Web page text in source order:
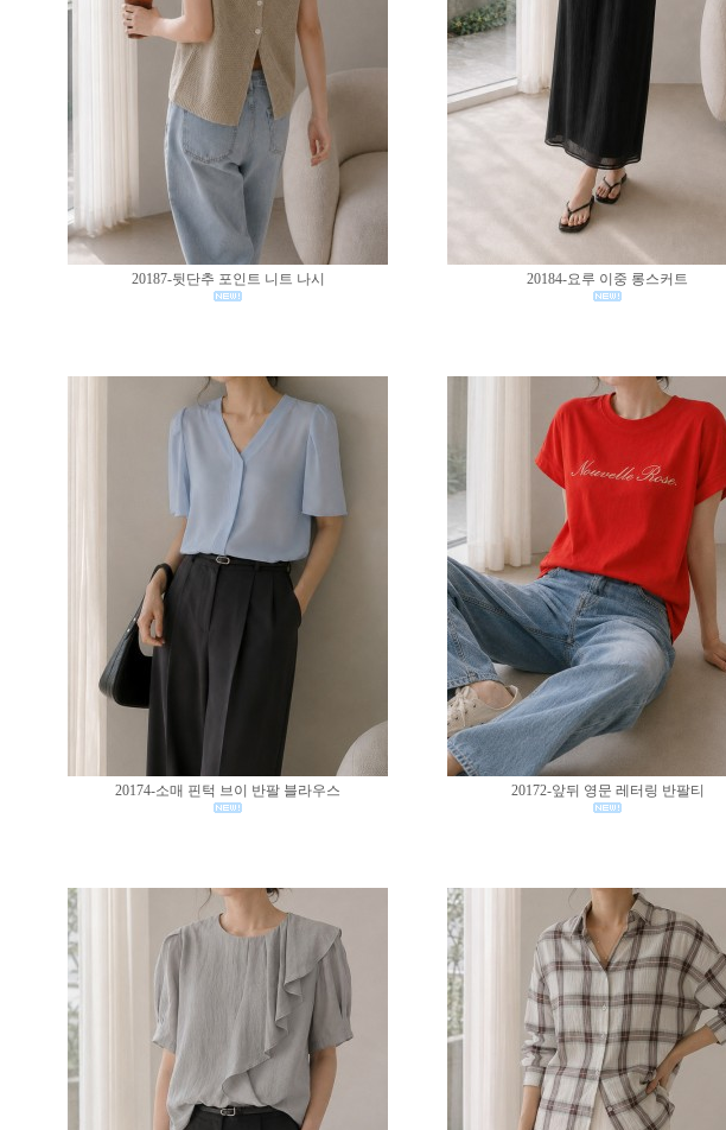
20187-뒷단추 포인트 니트 나시 20184-요루 이중 롱스커트
20174-소매 핀턱 브이 반팔 블라우스 20172-앞뒤 영문 레터링 반팔티